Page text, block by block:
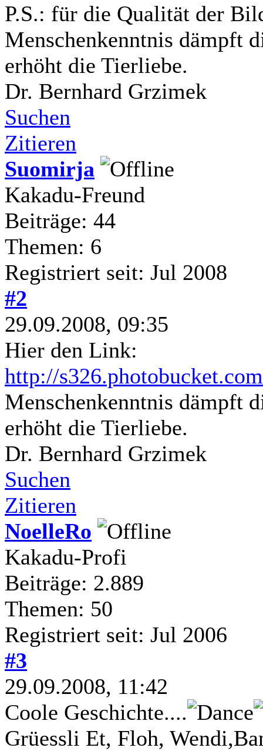
P.S.: für die Qualität der
Menschenkenntnis dämpft
erhöht die Tierliebe.
Dr. Bernhard Grzimek
Suchen
Zitieren
Suomirja
Kakadu-Freund
Beiträge: 44
Themen: 6
Registriert seit: Jul 2008
#2
29.09.2008, 09:35
Hier den Link:
http://
Menschenkenntnis dämpft
erhöht die Tierliebe.
Dr. Bernhard Grzimek
Suchen
Zitieren
NoelleRo
Kakadu-Profi
Beiträge: 2.889
Themen: 50
Registriert seit: Jul 2006
#3
29.09.2008, 11:42
Coole Geschichte....
Grüessli Et, Floh,